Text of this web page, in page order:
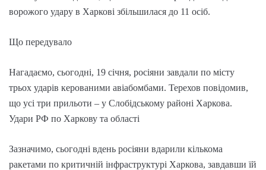
ворожого удару в Харкові збільшилася до 11 осіб.
Що передувало
Нагадаємо, сьогодні, 19 січня, росіяни завдали по місту
трьох ударів керованими авіабомбами. Терехов повідомив,
що усі три прильоти – у Слобідському районі Харкова.
Удари РФ по Харкову та області
Зазначимо, сьогодні вдень росіяни вдарили кількома
ракетами по критичній інфраструктурі Харкова, завдавши їй